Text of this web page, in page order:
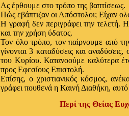
Ας έρθουμε στο τρόπο της βαπτίσεως.
Πώς εβάπτιζαν οι Απόστολοι; Είχαν
Η γραφή δεν περιγράφει την τελετή.
και την χρήση ύδατος.
Τον όλο τρόπο, τον παίρνουμε από
γίνονται 3 καταδύσεις και
του Κυρίου. Κατανοούμε καλύτερα
προς Εφεσίους Επιστολή.
Επίσης, ο χριστιανικός κόσμος,
γράφει πουθενά η Καινή Διαθήκη,
Περί της Θείας